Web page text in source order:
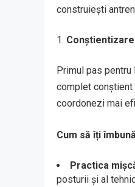
construiești
Primul pas
complet
coordonezi mai
Cum să îți
Practica
posturii și al